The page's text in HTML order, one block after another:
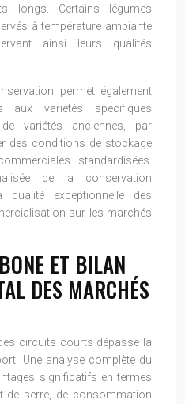
longs. Certains légumes
à température ambiante
ainsi leurs qualités
permet également
aux variétés spécifiques
variétés anciennes, par
des conditions de stockage
standardisées.
de la conservation
exceptionnelle des
sur les marchés
ET BILAN
DES MARCHÉS
circuits courts dépasse la
Une analyse complète du
significatifs en termes
de serre, de consommation